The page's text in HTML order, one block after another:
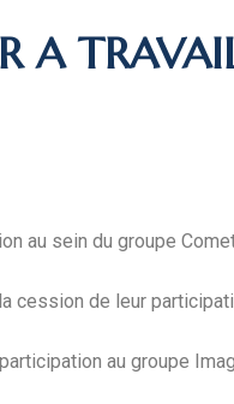
A
au sein du groupe
cession de leur
au groupe